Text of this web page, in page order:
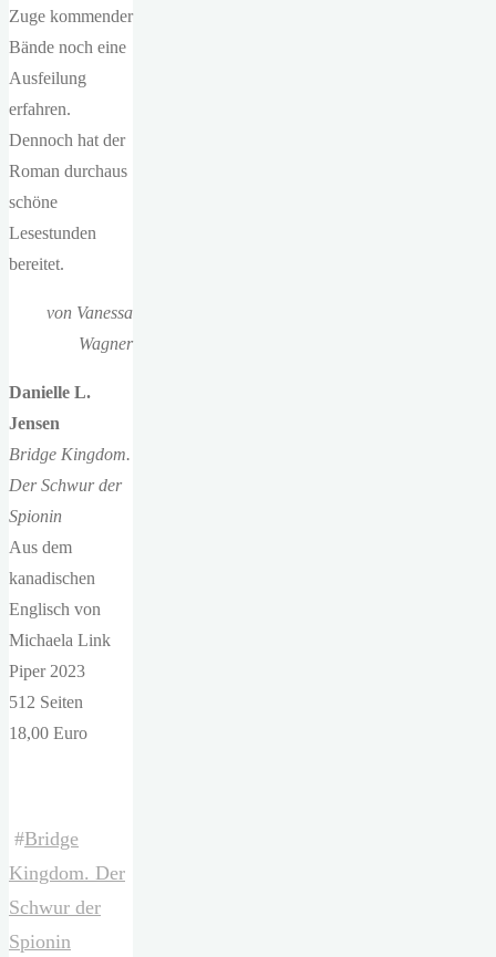
Zuge kommender
Bände noch eine
Ausfeilung
erfahren.
Dennoch hat der
Roman durchaus
schöne
Lesestunden
bereitet.
von Vanessa
Wagner
Danielle L.
Jensen
Bridge Kingdom.
Der Schwur der
Spionin
Aus dem
kanadischen
Englisch von
Michaela Link
Piper 2023
512 Seiten
18,00 Euro
#Bridge
Kingdom. Der
Schwur der
Spionin